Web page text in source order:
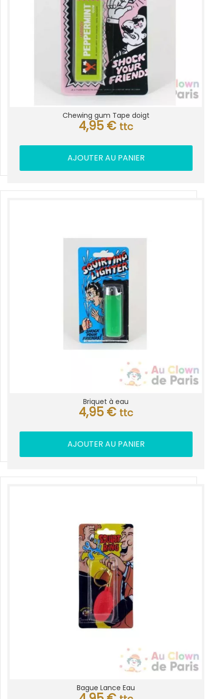
Chewing gum Tape doigt
4,95 € ttc
AJOUTER AU PANIER
Briquet à eau
4,95 € ttc
AJOUTER AU PANIER
Bague Lance Eau